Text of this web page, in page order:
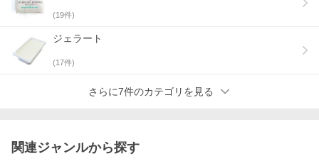
(19件)
ジェラート
(17件)
さらに7件のカテゴリを見る
関連ジャンルから探す